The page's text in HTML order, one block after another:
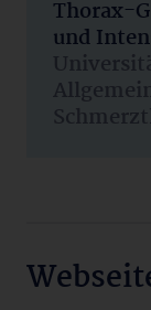
Thorax-
und